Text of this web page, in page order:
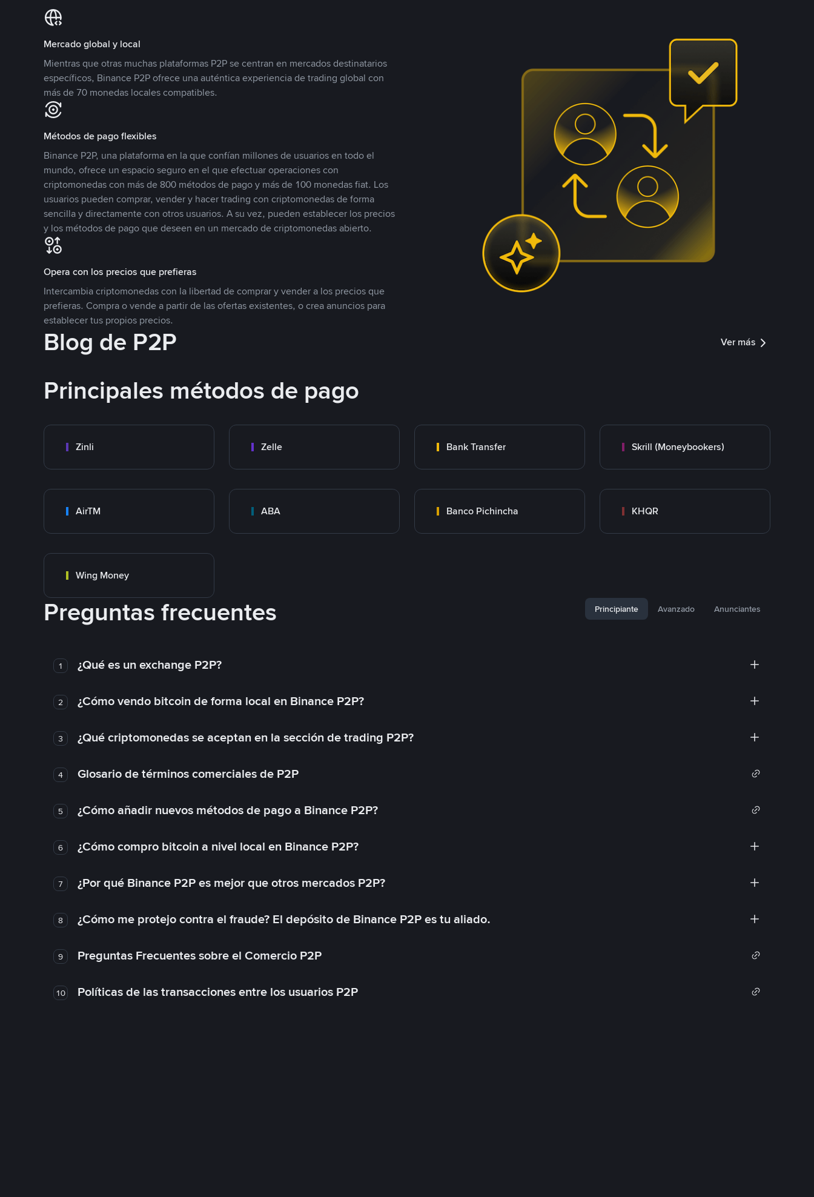
Mercado global y local
Mientras que otras muchas plataformas P2P se centran en mercados destinatarios
específicos, Binance P2P ofrece una auténtica experiencia de trading global con
más de 70 monedas locales compatibles.
Métodos de pago flexibles
Binance P2P, una plataforma en la que confían millones de usuarios en todo el
mundo, ofrece un espacio seguro en el que efectuar operaciones con
criptomonedas con más de 800 métodos de pago y más de 100 monedas fiat. Los
usuarios pueden comprar, vender y hacer trading con criptomonedas de forma
sencilla y directamente con otros usuarios. A su vez, pueden establecer los precios
y los métodos de pago que deseen en un mercado de criptomonedas abierto.
Opera con los precios que prefieras
Intercambia criptomonedas con la libertad de comprar y vender a los precios que
prefieras. Compra o vende a partir de las ofertas existentes, o crea anuncios para
establecer tus propios precios.
Blog de P2P Ver más
Principales métodos de pago
Zinli Zelle Bank Transfer Skrill (Moneybookers)
AirTM ABA Banco Pichincha KHQR
Wing Money
Preguntas frecuentes Principiante Avanzado Anunciantes
1 ¿Qué es un exchange P2P?
2 ¿Cómo vendo bitcoin de forma local en Binance P2P?
3 ¿Qué criptomonedas se aceptan en la sección de trading P2P?
4 Glosario de términos comerciales de P2P
5 ¿Cómo añadir nuevos métodos de pago a Binance P2P?
6 ¿Cómo compro bitcoin a nivel local en Binance P2P?
7 ¿Por qué Binance P2P es mejor que otros mercados P2P?
8 ¿Cómo me protejo contra el fraude? El depósito de Binance P2P es tu aliado.
9 Preguntas Frecuentes sobre el Comercio P2P
10 Políticas de las transacciones entre los usuarios P2P